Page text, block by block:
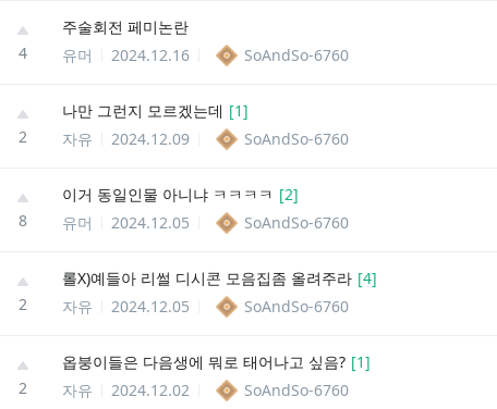
4
주술회전 페미논란
유머
2024.12.16 SoAndSo-6760
2
나만 그런지 모르겠는데 [1]
자유
2024.12.09 SoAndSo-6760
8
이거 동일인물 아니냐 ㅋㅋㅋㅋ [2]
유머
2024.12.05 SoAndSo-6760
2
롤X)예들아 리썰 디시콘 모음집좀 올려주라 [4]
자유
2024.12.05 SoAndSo-6760
2
옵붕이들은 다음생에 뭐로 태어나고 싶음? [1]
자유
2024.12.02 SoAndSo-6760